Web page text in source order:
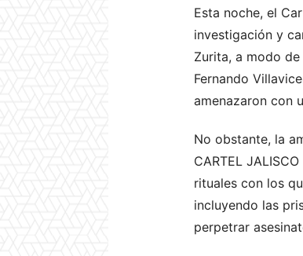
Esta noche, el
investigación y
Zurita, a modo
Fernando
amenazaron con
No obstante, la
CARTEL
rituales con los
incluyendo las
perpetrar